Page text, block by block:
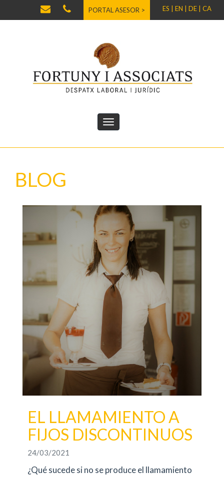
PORTAL ASESOR > ES | EN | DE | CA
BLOG
EL LLAMAMIENTO A
FIJOS DISCONTINUOS
24/03/2021
¿Qué sucede si no se produce el llamamiento